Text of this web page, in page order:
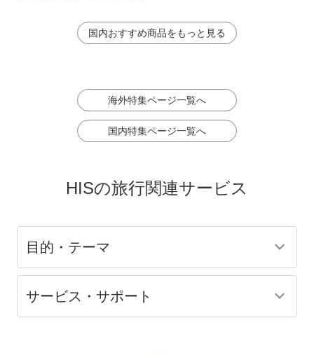
国内おすすめ商品をもっと見る
海外特集ページ一覧へ
国内特集ページ一覧へ
HISの旅行関連サービス
目的・テーマ
サービス・サポート